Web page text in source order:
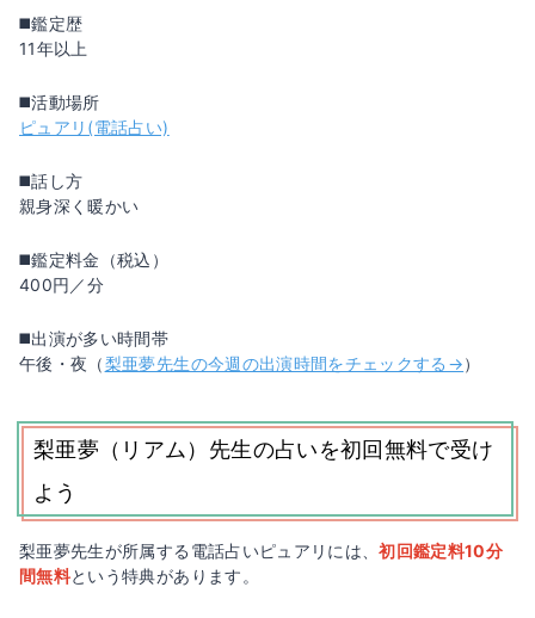
◼️鑑定歴
11年以上
◼️活動場所
ピュアリ(電話占い)
◼️話し方
親身深く暖かい
◼️鑑定料金（税込）
400円／分
◼️出演が多い時間帯
午後・夜（梨亜夢先生の今週の出演時間をチェックする→）
梨亜夢（リアム）先生の占いを初回無料で受け
よう
梨亜夢先生が所属する電話占いピュアリには、初回鑑定料10分
間無料という特典があります。